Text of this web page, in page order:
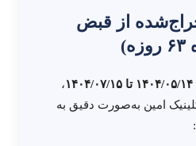
از قبض
۱۴۰۴/۰۵/۱۴ تا ۱۴۰۴/۰۷/۱۵
،
امین به‌صورت دقیق به